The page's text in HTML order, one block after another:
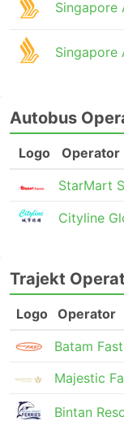
Singapore
Singapore
Autobus
Logo Operator
StarMart
Cityline
Trajekt
Logo Operator
Batam
Majestic
Bintan